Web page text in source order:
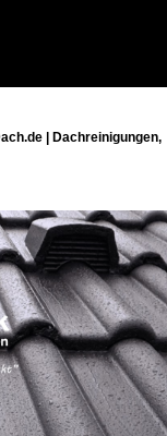
| Dachreinigungen,